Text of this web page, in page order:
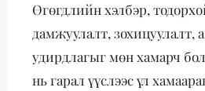
Өгөгдлийн хэлбэр,
дамжуулалт, зохицуулалт,
удирдлагыг мөн хамарч
нь гарал үүслээс үл